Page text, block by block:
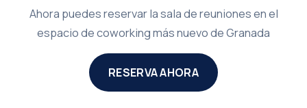
Ahora puedes reservar la sala de reuniones en el
espacio de coworking más nuevo de Granada
RESERVA AHORA